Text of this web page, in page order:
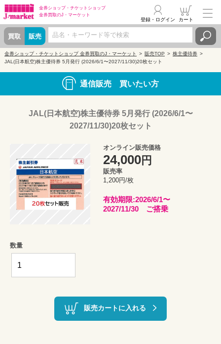
金券ショップ・ チケットショップ
金券買取のJ・マーケット
買取 販売
登録・ログイン カート
金券ショップ・チケットショップ 金券買取のJ・マーケット 販売TOP
株主優待券
JAL(日本航空)株主優待券 5月発行 (2026/6/1〜2027/11/30)20枚セット
通信販売 買いたい方
JAL(日本航空)株主優待券 5月発行 (2026/6/1〜
2027/11/30)20枚セット
オンライン販売価格
24,000円
販売率
1,200円/枚
有効期限:2026/6/1〜
2027/11/30 ご搭乗
数量
販売カートに入れる